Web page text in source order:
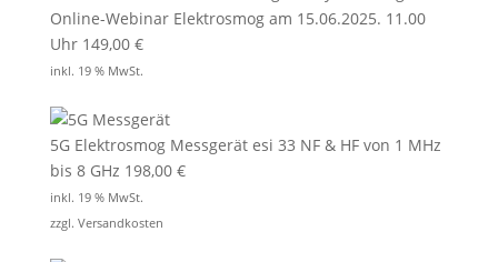
Online-Webinar Elektrosmog am 15.06.2025. 11.00
Uhr 149,00 €
inkl. 19 % MwSt.
5G Elektrosmog Messgerät esi 33 NF & HF von 1 MHz
bis 8 GHz 198,00 €
inkl. 19 % MwSt.
zzgl. Versandkosten